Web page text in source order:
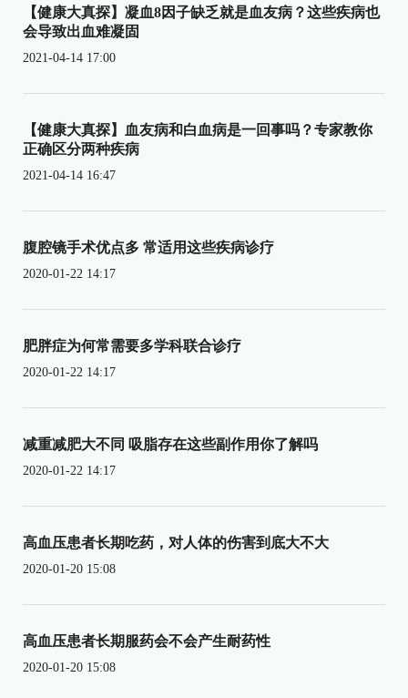
【健康大真探】凝血8因子缺乏就是血友病？这些疾病也
会导致出血难凝固
2021-04-14 17:00
【健康大真探】血友病和白血病是一回事吗？专家教你
正确区分两种疾病
2021-04-14 16:47
腹腔镜手术优点多 常适用这些疾病诊疗
2020-01-22 14:17
肥胖症为何常需要多学科联合诊疗
2020-01-22 14:17
减重减肥大不同 吸脂存在这些副作用你了解吗
2020-01-22 14:17
高血压患者长期吃药，对人体的伤害到底大不大
2020-01-20 15:08
高血压患者长期服药会不会产生耐药性
2020-01-20 15:08